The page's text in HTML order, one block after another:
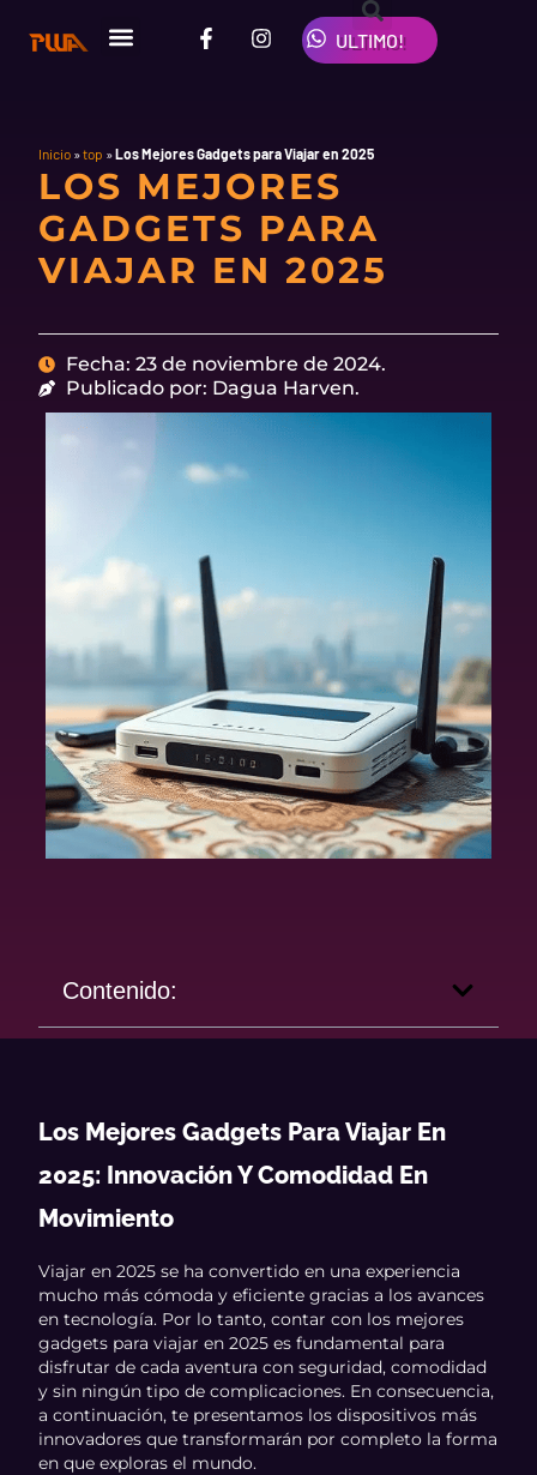
contenido
ULTIMO!
F
a
o
k
-
f
I
n
r
a
m
W
h
a
p
p
Inicio »top »Los Mejores Gadgets para Viajar en 2025
LOS MEJORES
GADGETS PARA
VIAJAR EN 2025
Fecha: 23 de noviembre de 2024.
Publicado por: Dagua Harven.
Los Mejores Gadgets Para Viajar En
2025: Innovación Y Comodidad En
Movimiento
Viajar en 2025 se ha convertido en una experiencia
mucho más cómoda y eficiente gracias a los avances
en tecnología. Por lo tanto, contar con los mejores
gadgets para viajar en 2025 es fundamental para
disfrutar de cada aventura con seguridad, comodidad
y sin ningún tipo de complicaciones. En consecuencia,
a continuación, te presentamos los dispositivos más
innovadores que transformarán por completo la forma
en que exploras el mundo.
Contenido: